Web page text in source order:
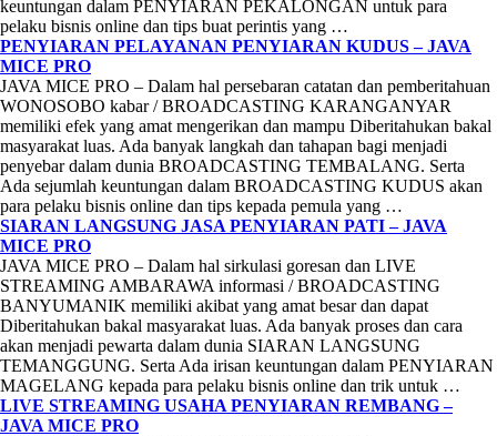
keuntungan dalam PENYIARAN PEKALONGAN untuk para
pelaku bisnis online dan tips buat perintis yang …
PENYIARAN PELAYANAN PENYIARAN KUDUS – JAVA
MICE PRO
JAVA MICE PRO – Dalam hal persebaran catatan dan pemberitahuan
WONOSOBO kabar / BROADCASTING KARANGANYAR
memiliki efek yang amat mengerikan dan mampu Diberitahukan bakal
masyarakat luas. Ada banyak langkah dan tahapan bagi menjadi
penyebar dalam dunia BROADCASTING TEMBALANG. Serta
Ada sejumlah keuntungan dalam BROADCASTING KUDUS akan
para pelaku bisnis online dan tips kepada pemula yang …
SIARAN LANGSUNG JASA PENYIARAN PATI – JAVA
MICE PRO
JAVA MICE PRO – Dalam hal sirkulasi goresan dan LIVE
STREAMING AMBARAWA informasi / BROADCASTING
BANYUMANIK memiliki akibat yang amat besar dan dapat
Diberitahukan bakal masyarakat luas. Ada banyak proses dan cara
akan menjadi pewarta dalam dunia SIARAN LANGSUNG
TEMANGGUNG. Serta Ada irisan keuntungan dalam PENYIARAN
MAGELANG kepada para pelaku bisnis online dan trik untuk …
LIVE STREAMING USAHA PENYIARAN REMBANG –
JAVA MICE PRO